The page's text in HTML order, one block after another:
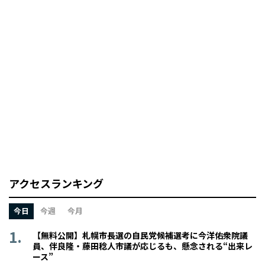
アクセスランキング
今日 今週 今月
【無料公開】札幌市長選の自民党候補選考に今洋佑衆院議
員、伴良隆・藤田稔人市議が応じるも、懸念される“出来レ
ース”